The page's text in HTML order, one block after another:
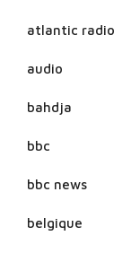
atlantic radio
audio
bahdja
bbc
bbc news
belgique